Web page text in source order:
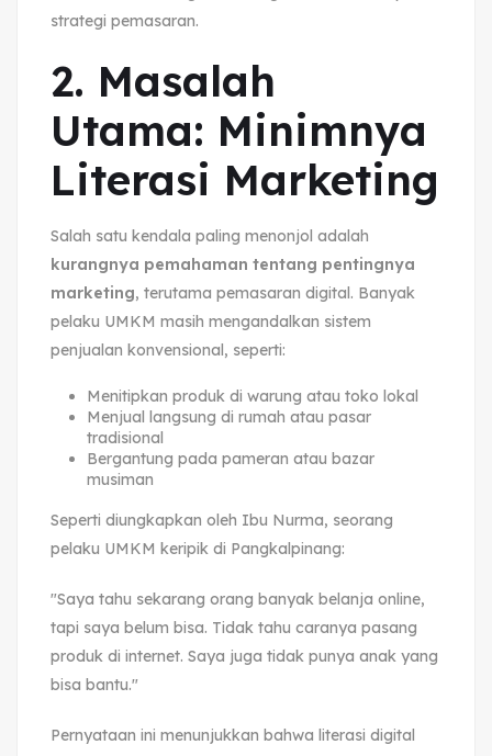
strategi pemasaran.
2. Masalah
Utama: Minimnya
Literasi Marketing
Salah satu kendala paling menonjol adalah
kurangnya pemahaman tentang pentingnya
marketing, terutama pemasaran digital. Banyak
pelaku UMKM masih mengandalkan sistem
penjualan konvensional, seperti:
Menitipkan produk di warung atau toko lokal
Menjual langsung di rumah atau pasar
tradisional
Bergantung pada pameran atau bazar
musiman
Seperti diungkapkan oleh Ibu Nurma, seorang
pelaku UMKM keripik di Pangkalpinang:
"Saya tahu sekarang orang banyak belanja online,
tapi saya belum bisa. Tidak tahu caranya pasang
produk di internet. Saya juga tidak punya anak yang
bisa bantu."
Pernyataan ini menunjukkan bahwa literasi digital